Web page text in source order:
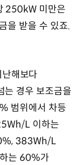
250kW 미만은
을 받을 수 있죠.
해보다
경우 보조금을
범위에서 차등
L 이하는
383Wh/L
는 60%가